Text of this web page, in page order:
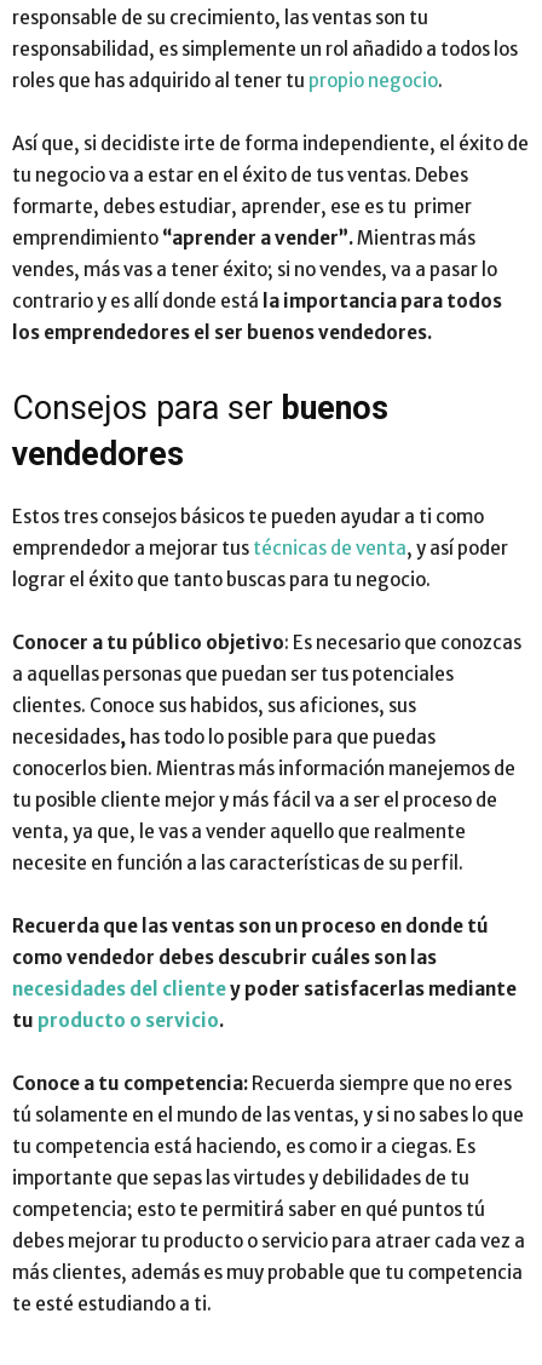
responsable de su crecimiento, las ventas son tu
responsabilidad, es simplemente un rol añadido a todos los
roles que has adquirido al tener tu propio negocio.
Así que, si decidiste irte de forma independiente, el éxito de
tu negocio va a estar en el éxito de tus ventas. Debes
formarte, debes estudiar, aprender, ese es tu primer
emprendimiento “aprender a vender”.Mientras más
vendes, más vas a tener éxito; si no vendes, va a pasar lo
contrario y es allí donde está la importancia para todos
los emprendedores el ser buenosvendedores.
Consejos para ser buenos
vendedores
Estos tres consejos básicos te pueden ayudar a ti como
emprendedor a mejorar tus técnicas de venta, y así poder
lograr el éxito que tanto buscas para tu negocio.
Conocer a tu público objetivo: Es necesario que conozcas
a aquellas personas que puedan ser tus potenciales
clientes. Conoce sus habidos, sus aficiones, sus
necesidades, has todo lo posible para que puedas
conocerlos bien. Mientras más información manejemos de
tu posible cliente mejor y más fácil va a ser el proceso de
venta, ya que, le vas a vender aquello que realmente
necesite en función a las características de su perfil.
Recuerda que las ventas son un proceso en donde tú
como vendedor debes descubrir cuáles son las
necesidades del clientey poder satisfacerlas mediante
tu producto o servicio.
Conoce a tu competencia: Recuerda siempre que no eres
tú solamente en el mundo de las ventas, y si no sabes lo que
tu competencia está haciendo, es como ir a ciegas. Es
importante que sepas las virtudes y debilidades de tu
competencia; esto te permitirá saber en qué puntos tú
debes mejorar tu producto o servicio para atraer cada vez a
más clientes, además es muy probable que tu competencia
te esté estudiando a ti.